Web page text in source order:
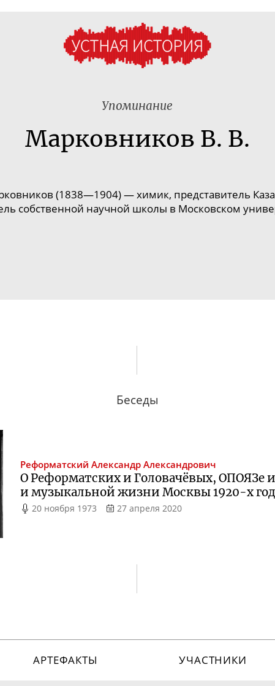
Упоминание
Марковников В. В.
(1838—1904) — химик, представитель
собственной научной школы в Московском
Беседы
Реформатский Александр Александрович
О Реформатских и Головачёвых, ОПОЯЗе
и музыкальной жизни Москвы1920-х
20 ноября 1973 27 апреля 2020
АРТЕФАКТЫ УЧАСТНИКИ